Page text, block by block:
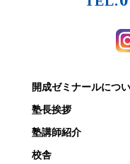
開成ゼミナールにつ
塾長挨拶
塾講師紹介
校舎